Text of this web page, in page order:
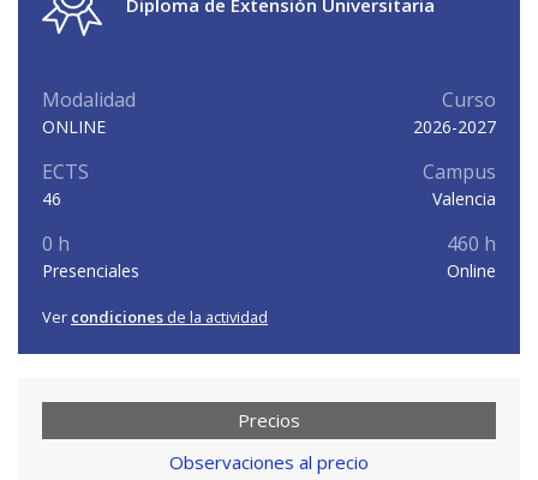
Modalidad
ONLINE
Curso
2026-2027
ECTS
46
Campus
Valencia
0 h
Presenciales
460 h
Online
Ver condiciones de la actividad
Precios
Observaciones al precio